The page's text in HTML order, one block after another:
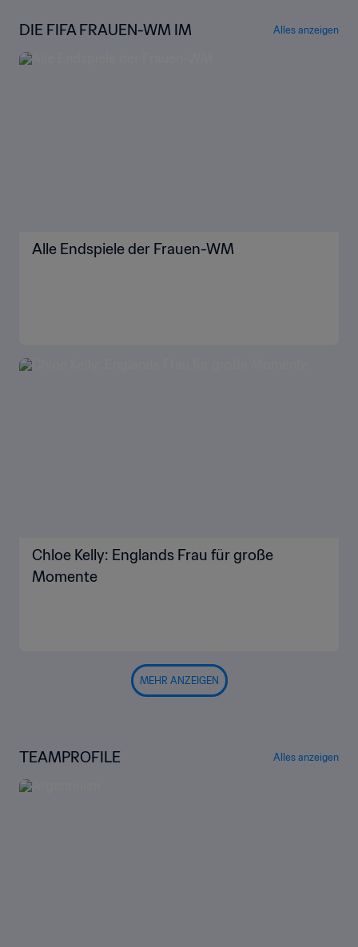
DIE FIFA FRAUEN-WM IM Alles anzeigen
Alle Endspiele der Frauen-WM
Chloe Kelly: Englands Frau für große
Momente
MEHR ANZEIGEN
TEAMPROFILE Alles anzeigen